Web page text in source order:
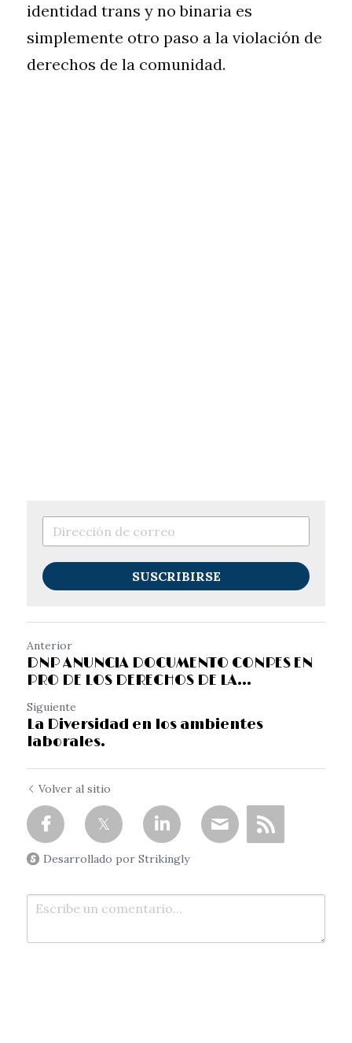
identidad trans y no binaria es
simplemente otro paso a la violación de
derechos de la comunidad.
SUSCRIBIRSE
Anterior
DNP ANUNCIA DOCUMENTO CONPES EN
PRO DE LOS DERECHOS DE LA...
Siguiente
La Diversidad en los ambientes
laborales.
Volver al sitio
Desarrollado por Strikingly